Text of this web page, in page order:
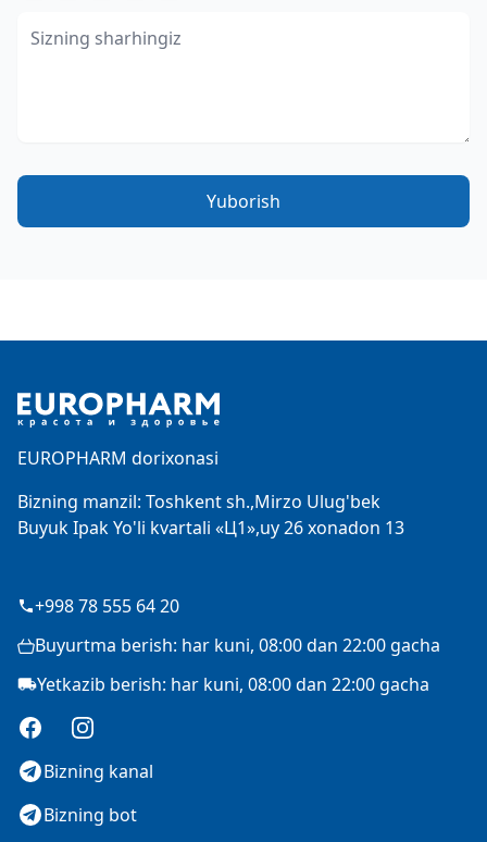
Yuborish
EUROPHARM dorixonasi
Bizning manzil: Toshkent sh.,Mirzo Ulug'bek
Buyuk Ipak Yo'li kvartali «Ц1»,uy 26 xonadon 13
+998 78 555 64 20
Buyurtma berish: har kuni, 08:00 dan 22:00 gacha
Yetkazib berish: har kuni, 08:00 dan 22:00 gacha
FacebookInstagram
Bizning kanal
Bizning bot